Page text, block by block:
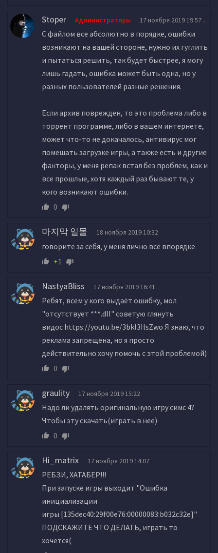
Stoper Администраторы 17 ноября 2019 19:57
С файлом все абсолютно в порядке, ошибки
возникают на вашей стороне, нужно их гуглить
и пытаться решить, так будет быстрее, я могу
лишь гадать, ошибка может быть одна, но у
разных пользователей разные решения.
Если архив поврежден, то это проблема либо в
торрент программе, либо в вашем интернете,
может что-то не докачалось, антивирус мог
помешать загрузке игры, а также есть и другие
факторы, у меня репак встал без проблем, как и
все прошлые, хотя каждый раз бывают те, у
кого возникают ошибки.
0
마지막 일몰 18 ноября 2019 10:32
говорите за себя, у меня лично всё впорядке
+1
NastyaBliss 17 ноября 2019 16:41
Ребят, всем у кого выдаёт ошибку, мол
"отсутствует ***.dll" советую глянуть
видос https://youtu.be/3bkl3IlsZwo Я знаю, что
реклама запрещена, но я просто
действительно хочу помочь с этой проблемой)
0
graulity 17 ноября 2019 15:22
Надо ли удалять оригинальную игру симс 4?
Чтобы эту скачать(играть в нее)
0
Hi_matrix 17 ноября 2019 14:07
РЕБЗИ, ХАТАБЕР!!!
При запуске игры выходит "Ошибка
инициализации
игры [135dec40:29f00e76:00000083:b032c32e]"
ПОДСКАЖИТЕ ЧТО ДЕЛАТЬ, играть то
хочется(